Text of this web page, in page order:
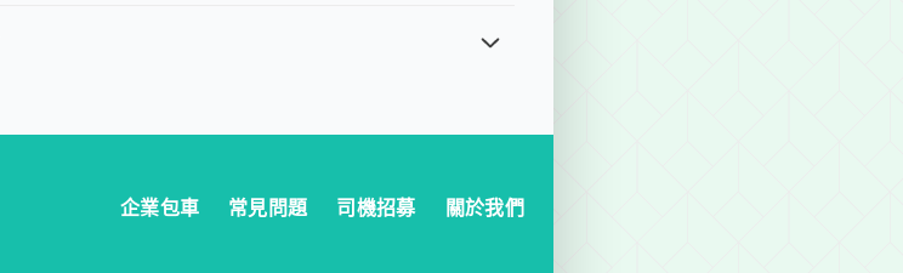
企業包車 常見問題 司機招募 關於我們